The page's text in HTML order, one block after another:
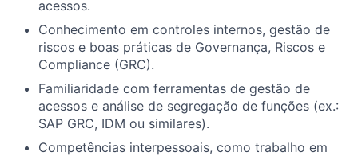
acessos.
Conhecimento em controles internos, gestão de
riscos e boas práticas de Governança, Riscos e
Compliance (GRC).
Familiaridade com ferramentas de gestão de
acessos e análise de segregação de funções (ex.:
SAP GRC, IDM ou similares).
Competências interpessoais, como trabalho em